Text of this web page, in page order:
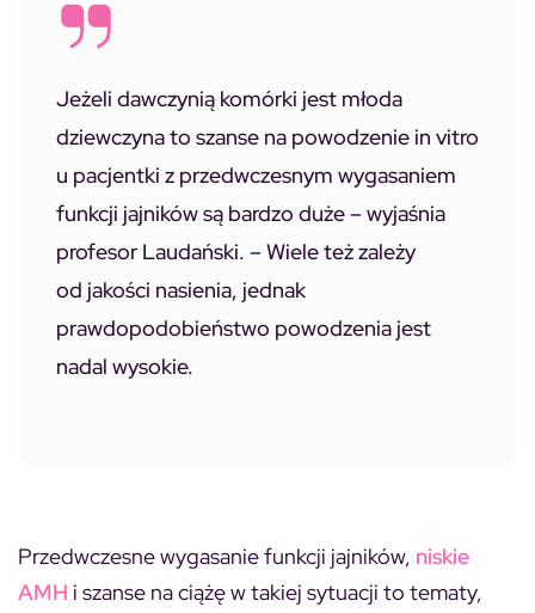
Jeżeli dawczynią komórki jest młoda
dziewczyna to szanse na powodzenie in vitro
u pacjentki z przedwczesnym wygasaniem
funkcji jajników są bardzo duże – wyjaśnia
profesor Laudański. – Wiele też zależy
od jakości nasienia, jednak
prawdopodobieństwo powodzenia jest
nadal wysokie.
Przedwczesne wygasanie funkcji jajników, niskie
AMH i szanse na ciążę w takiej sytuacji to tematy,